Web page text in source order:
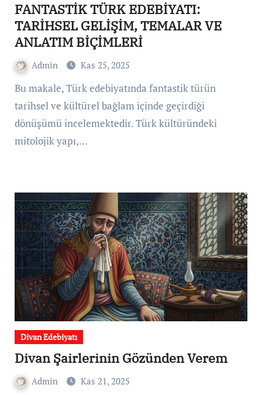
FANTASTİK TÜRK EDEBİYATI:
TARİHSEL GELİŞİM, TEMALAR VE
ANLATIM BİÇİMLERİ
Admin Kas 25, 2025
Bu makale, Türk edebiyatında fantastik türün
tarihsel ve kültürel bağlam içinde geçirdiği
dönüşümü incelemektedir. Türk kültüründeki
mitolojik yapı,…
Divan Edebiyatı
Divan Şairlerinin Gözünden Verem
Admin Kas 21, 2025